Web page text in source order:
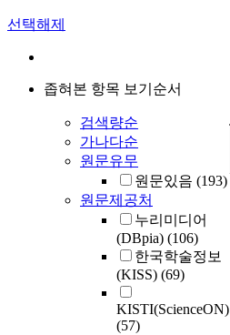
선택해제
좁혀본 항목 보기순서
검색량순
가나다순
원문유무
원문있음 (193)
원문제공처
누리미디어
(DBpia) (106)
한국학술정보
(KISS) (69)
KISTI(ScienceON)
(57)